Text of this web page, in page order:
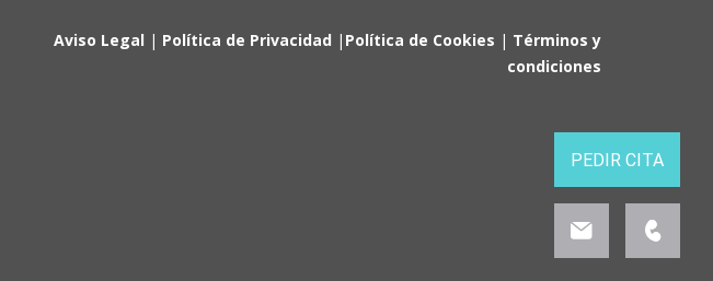
Aviso Legal | Política de Privacidad | Política de Cookies | Términos y
condiciones